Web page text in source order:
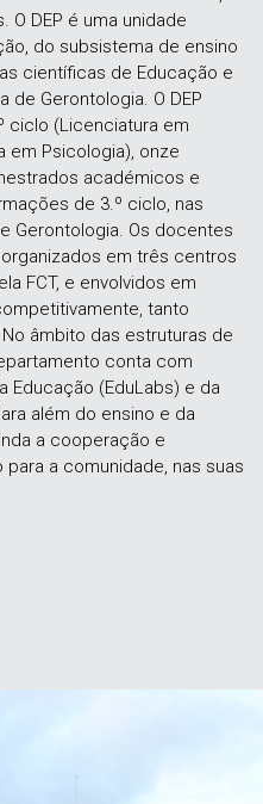
DEP é uma unidade
do subsistema de ensino
científicas de Educação e
de Gerontologia. O DEP
ciclo (Licenciatura em
em Psicologia), onze
académicos e
de 3.º ciclo, nas
Gerontologia. Os docentes
em três centros
FCT, e envolvidos em
tanto
âmbito das estruturas de
conta com
Educação (EduLabs) e da
além do ensino e da
a cooperação e
a comunidade, nas suas